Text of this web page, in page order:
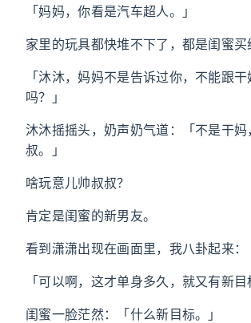
「妈妈，你看是汽车超人。」
家里的玩具都快堆不下了，都是闺蜜买
「沐沐，妈妈不是告诉过你，不能跟
吗？」
沐沐摇摇头，奶声奶气道：「不是干妈
叔。」
啥玩意儿帅叔叔？
肯定是闺蜜的新男友。
看到潇潇出现在画面里，我八卦起来：
「可以啊，这才单身多久，就又有新目
闺蜜一脸茫然：「什么新目标。」